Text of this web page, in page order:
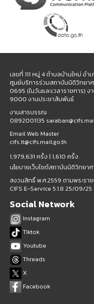
เลขที่ 111 หมู่ 4 ตำบลบ้านใหม่ อ
ศูนย์บริการร่วมสถาบันนิติวิทยา
0695 (ในวันและเวลาราชการ)
9000 งานประชาสัมพันธ์
งานสารบรรณ
0892001135
Email Web Master
cifs.it@cifs.mail.go.th
1,979,631 ครั้ง | 1,610 ครั้ง
นโยบายเว็บไซต์สถาบันนิติวิทยา
สงวนสิทธิ์ พ.ศ.2559 ตามพระร
CIFS E-Service 5.1.8 25/09/25
Social Network
Instagram
Tiktok
Youtube
Threads
X
Facebook